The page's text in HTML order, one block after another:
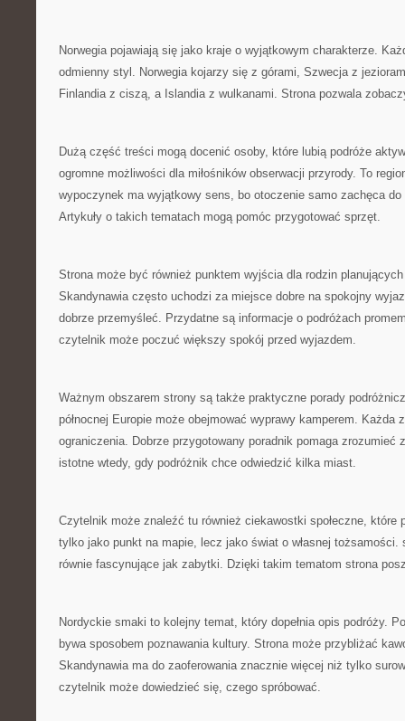
Norwegia pojawiają się jako kraje o wyjątkowym charakterze.
odmienny styl. Norwegia kojarzy się z górami, Szwecja z
Finlandia z ciszą, a Islandia z wulkanami. Strona pozwala
Dużą część treści mogą docenić osoby, które lubią podróże
ogromne możliwości dla miłośników obserwacji przyrody. To
wypoczynek ma wyjątkowy sens, bo otoczenie samo zachęca
Artykuły o takich tematach mogą pomóc przygotować sprzęt.
Strona może być również punktem wyjścia dla rodzin
Skandynawia często uchodzi za miejsce dobre na spokojny
dobrze przemyśleć. Przydatne są informacje o podróżach
czytelnik może poczuć większy spokój przed wyjazdem.
Ważnym obszarem strony są także praktyczne porady
północnej Europie może obejmować wyprawy kamperem. Każda
ograniczenia. Dobrze przygotowany poradnik pomaga zrozumieć
istotne wtedy, gdy podróżnik chce odwiedzić kilka miast.
Czytelnik może znaleźć tu również ciekawostki społeczne, które
tylko jako punkt na mapie, lecz jako świat o własnej
równie fascynujące jak zabytki. Dzięki takim tematom strona
Nordyckie smaki to kolejny temat, który dopełnia opis podróży.
bywa sposobem poznawania kultury. Strona może przybliżać
Skandynawia ma do zaoferowania znacznie więcej niż tylko
czytelnik może dowiedzieć się, czego spróbować.